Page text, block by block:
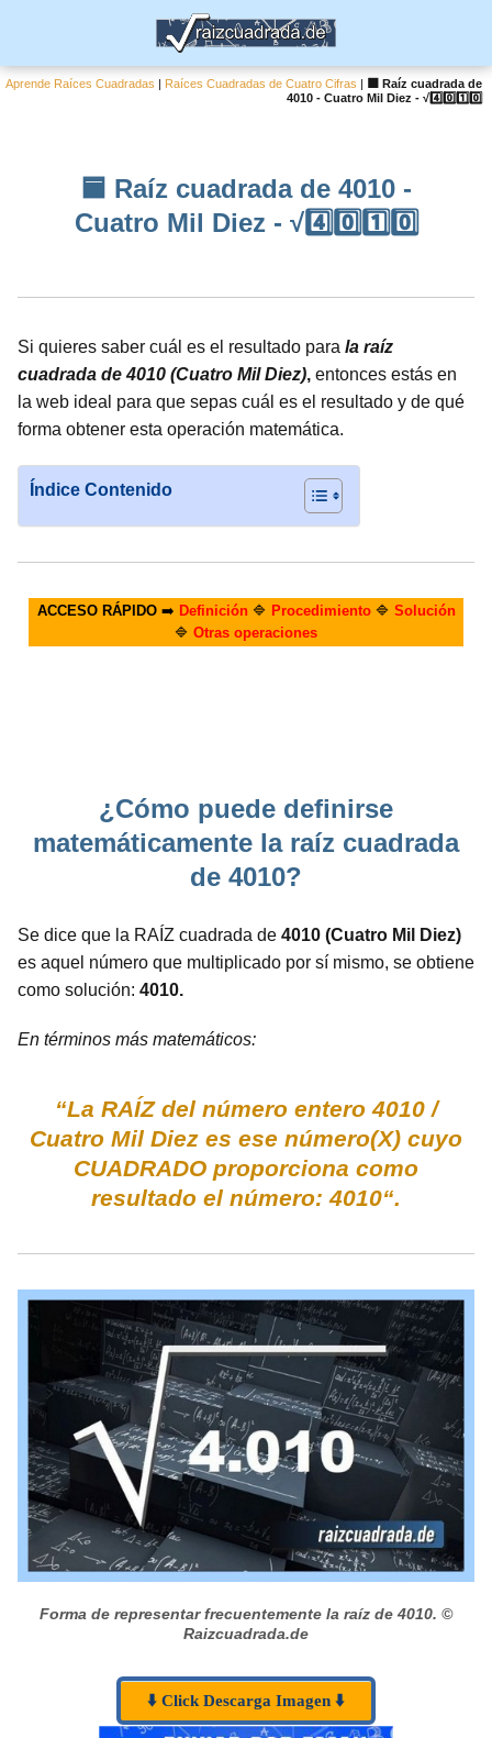
Aprende Raíces Cuadradas | Raíces Cuadradas de Cuatro Cifras |
🟦 Raíz cuadrada de
4010 - Cuatro Mil Diez - √4️⃣0️⃣1️⃣0️⃣
🟦 Raíz cuadrada de 4010 -
Cuatro Mil Diez - √4️⃣0️⃣1️⃣0️⃣
Si quieres saber cuál es el resultado para la raíz
cuadrada de 4010 (Cuatro Mil Diez), entonces estás en
la web ideal para que sepas cuál es el resultado y de qué
forma obtener esta operación matemática.
Índice Contenido
ACCESO RÁPIDO➡️ Definición🔷 Procedimiento🔷 Solución
🔷 Otras operaciones
¿Cómo puede definirse
matemáticamente la raíz cuadrada
de 4010?
Se dice que la RAÍZ cuadrada de 4010 (Cuatro Mil Diez)
es aquel número que multiplicado por sí mismo, se obtiene
como solución: 4010.
En términos más matemáticos:
“La RAÍZ del número entero 4010 /
Cuatro Mil Diez es ese número(X) cuyo
CUADRADO proporciona como
resultado el número: 4010“.
Forma de representar frecuentemente la raíz de 4010. ©
Raizcuadrada.de
⬇️ Click Descarga Imagen ⬇️